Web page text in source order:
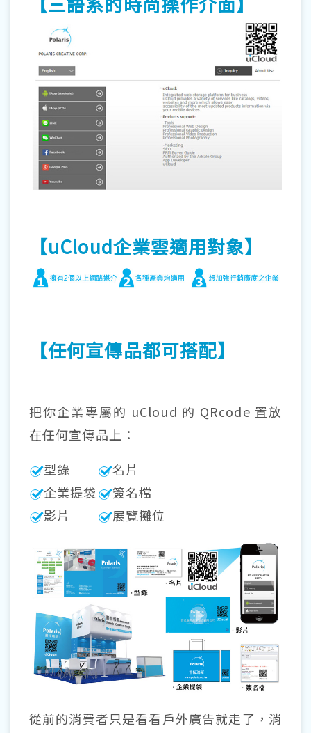
【uCloud企業雲適用對象】
【任何宣傳品都可搭配】
把你企業專屬的 uCloud 的 QRcode 置放
在任何宣傳品上：
型錄
企業提袋
影片
名片
簽名檔
展覽攤位
從前的消費者只是看看戶外廣告就走了，消